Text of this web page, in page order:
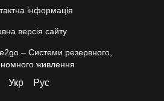
інформація
версія сайту
– Cистеми резервного,
живлення
Укр Рус